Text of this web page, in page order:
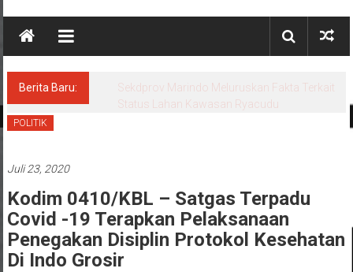
LINKARUTAMA.COM
Mitra
Terpercaya
Berita Baru:
Sekdprov Marindo Meluruskan Fakta Terkait
Status Lahan Kawasan Ryacudu
POLITIK
Juli 23, 2020
Kodim 0410/KBL – Satgas Terpadu
Covid -19 Terapkan Pelaksanaan
Penegakan Disiplin Protokol Kesehatan
Di Indo Grosir